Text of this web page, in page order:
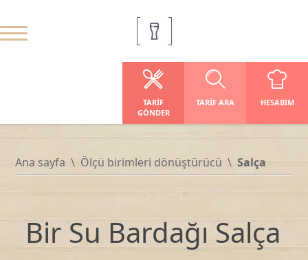
HESABIM
TARIF ARA
TARIF
GÖNDER
Ana sayfa Ölçü birimleri dönüştürücü Salça
Bir Su Bardağı Salça